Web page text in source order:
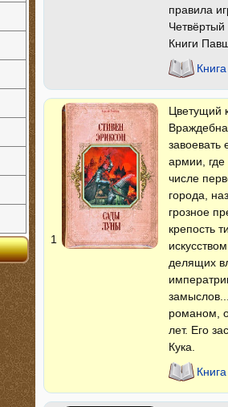
правила
Четвёртый
Книги
1
Цветущий
завоевать
армии,
числе
города,
грозное
крепость
делящих
романом,
лет. Его
Кука.